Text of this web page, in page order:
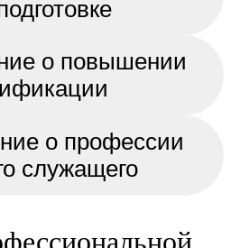
о повышении
о профессии
служащего